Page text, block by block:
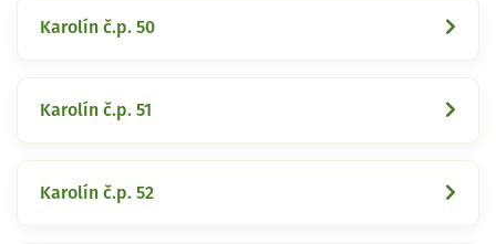
Karolín č.p. 50
Karolín č.p. 51
Karolín č.p. 52